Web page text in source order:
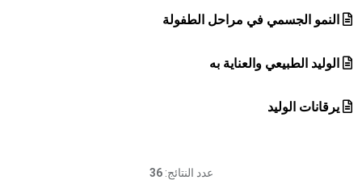
النمو الجسمي في مراحل الطفولة
الوليد الطبيعي والعناية به
يرقانات الوليد
عدد النتائج:36